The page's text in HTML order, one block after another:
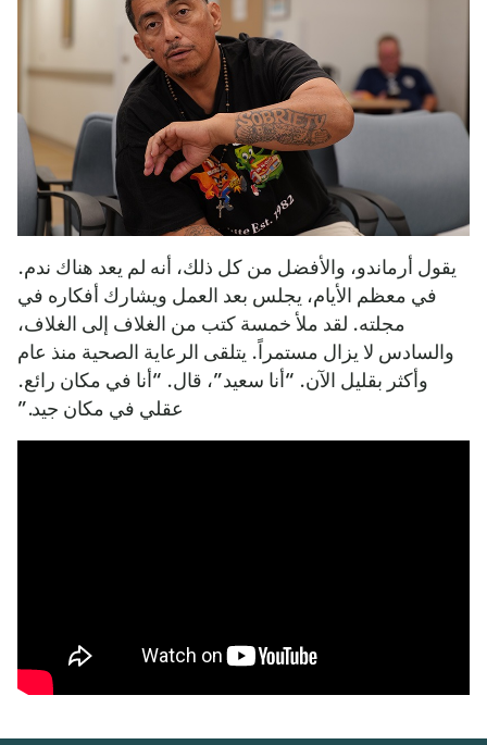
يقول أرماندو، والأفضل من كل ذلك، أنه لم يعد هناك ندم.
في معظم الأيام، يجلس بعد العمل ويشارك أفكاره في
مجلته. لقد ملأ خمسة كتب من الغلاف إلى الغلاف،
والسادس لا يزال مستمراً. يتلقى الرعاية الصحية منذ عام
وأكثر بقليل الآن. “أنا سعيد”، قال. “أنا في مكان رائع.
عقلي في مكان جيد.”